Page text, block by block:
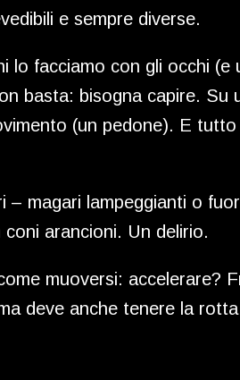
e sempre diverse.
facciamo con gli occhi (e
basta: bisogna capire. Su
(un pedone). E tutto
magari lampeggianti o
arancioni. Un delirio.
muoversi: accelerare?
deve anche tenere la